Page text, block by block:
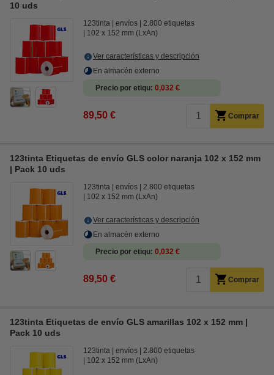
10 uds
123tinta envíos
2.800 etiquetas
102 x 152 mm (LxAn)
Ver características y descripción
En almacén externo
Precio por etiqu 0,032 €
89,50 € Comprar
123tinta Etiquetas de envío GLS color naranja 102 x 152 mm
| Pack 10 uds
123tinta envíos
2.800 etiquetas
102 x 152 mm (LxAn)
Ver características y descripción
En almacén externo
Precio por etiqu 0,032 €
89,50 € Comprar
123tinta Etiquetas de envío GLS amarillas 102 x 152 mm |
Pack 10 uds
123tinta envíos
2.800 etiquetas
102 x 152 mm (LxAn)